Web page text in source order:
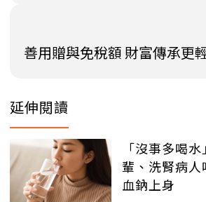
善用贈與免稅額 財富傳承更
延伸閱讀
「沒事多喝
輩、洗腎病
血鈉上身